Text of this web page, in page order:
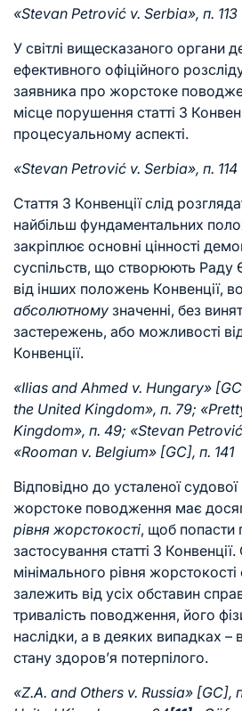
«Stevan Petrović v. Serbia», п. 113
У світлі вищесказаного органи
ефективного офіційного
заявника про жорстоке
місце порушення статті 3
процесуальному аспекті.
«Stevan Petrović v. Serbia», п. 114
Стаття 3 Конвенції слід
найбільш фундаментальних
закріплює основні цінності
суспільств, що створюють Раду
від інших положень Конвенції,
абсолютному значенні, без
застережень, або можливості
Конвенції.
«Ilias and Ahmed v. Hungary»
the United Kingdom», п. 79;
Kingdom», п. 49; «Stevan Petrović
«Rooman v. Belgium» [GC], п. 141
Відповідно до усталеної
жорстоке поводження має
рівня жорстокості, щоб попасти
застосування статті 3
мінімального рівня жорстокості
залежить від усіх обставин
тривалість поводження, його
наслідки, а в деяких випадках –
стану здоров’я потерпілого.
«Z.A. and Others v. Russia» [GC],